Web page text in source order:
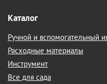
Каталог
Ручной и вспомогательный
Расходные материалы
Инструмент
Все для сада